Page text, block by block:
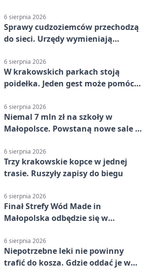
6 sierpnia 2026
Sprawy cudzoziemców przechodzą
do sieci. Urzędy wymieniają
6 sierpnia 2026
W krakowskich parkach stoją
poidełka. Jeden gest może pomóc
6 sierpnia 2026
Niemal 7 mln zł na szkoły w
Małopolsce. Powstaną nowe sale i
6 sierpnia 2026
Trzy krakowskie kopce w jednej
trasie. Ruszyły zapisy do biegu
6 sierpnia 2026
Finał Strefy Wód Made in
Małopolska odbędzie się w
6 sierpnia 2026
Niepotrzebne leki nie powinny
trafić do kosza. Gdzie oddać je w